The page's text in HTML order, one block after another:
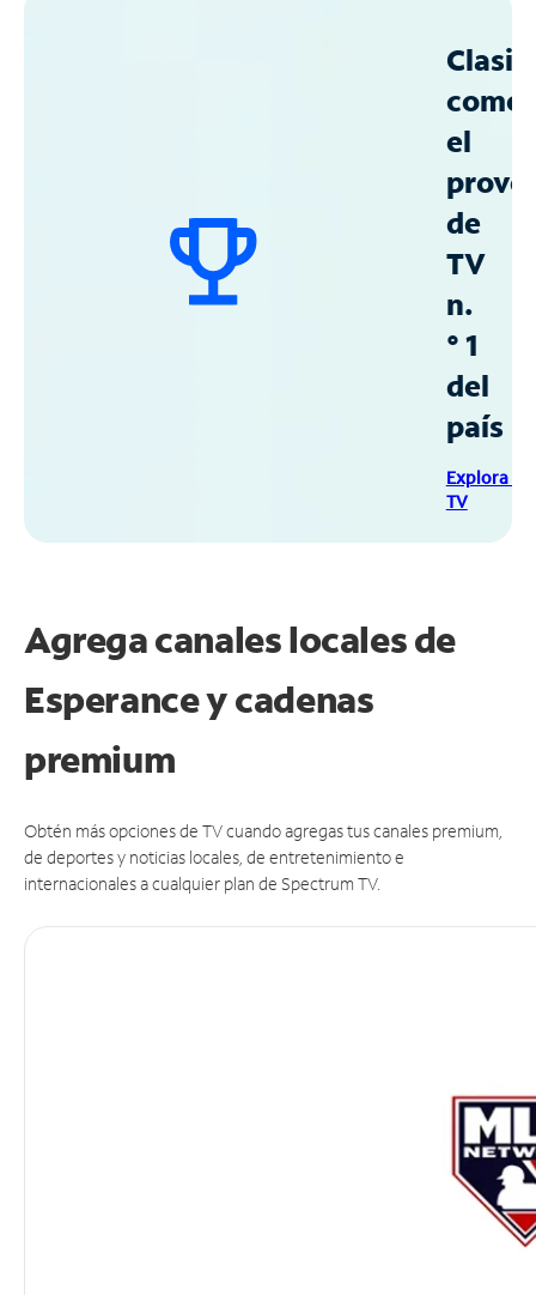
como
el
de
TV
n.
° 1
del
país
Explora
TV
Agrega canales locales de
Esperance y cadenas
premium
Obtén más opciones de TV cuando agregas tus canales premium,
de deportes y noticias locales, de entretenimiento e
internacionales a cualquier plan de Spectrum TV.